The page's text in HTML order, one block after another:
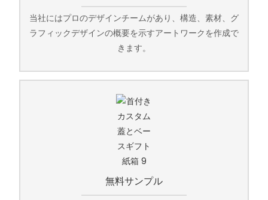
当社にはプロのデザインチームがあり、構造、素材、グ
ラフィックデザインの概要を示すアートワークを作成で
きます。
無料サンプル